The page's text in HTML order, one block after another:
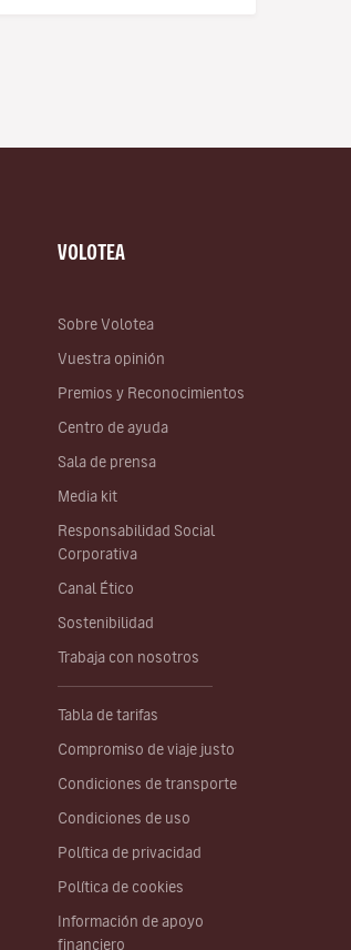
VOLOTEA
Sobre Volotea
Vuestra opinión
Premios y Reconocimientos
Centro de ayuda
Sala de prensa
Media kit
Responsabilidad Social
Corporativa
Canal Ético
Sostenibilidad
Trabaja con nosotros
Tabla de tarifas
Compromiso de viaje justo
Condiciones de transporte
Condiciones de uso
Política de privacidad
Política de cookies
Información de apoyo
financiero